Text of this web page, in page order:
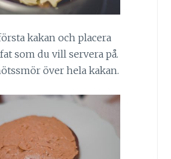
kakan och placera
som du vill servera på.
över hela kakan.